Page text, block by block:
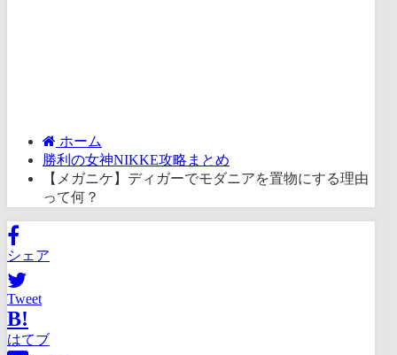
ホーム
勝利の女神NIKKE攻略まとめ
【メガニケ】ディガーでモダニアを置物にする理由
って何？
シェア
Tweet
B!
はてブ